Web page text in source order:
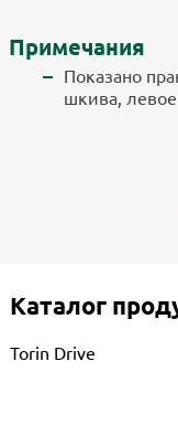
Примечания
Показано
шкива,
Каталог
Torin Drive